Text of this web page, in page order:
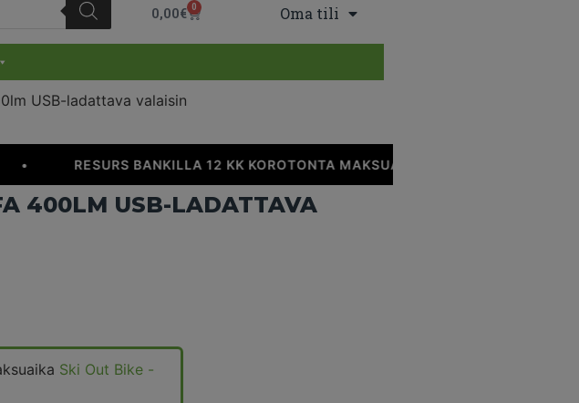
0,00€ 0 Oma tili
USB-ladattava valaisin
RESURS BANKILLA 12 KK KOROTONTA MAKSUAIKAA
400LM USB-LADATTAVA
Ski Out Bike -